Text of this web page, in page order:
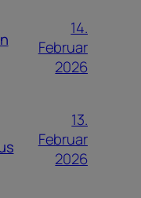
14.
Februar
2026
13.
Februar
2026